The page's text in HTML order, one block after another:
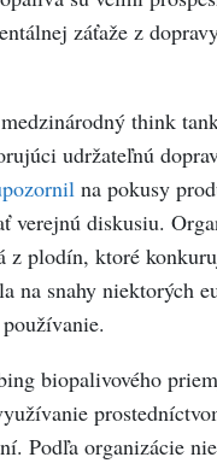
záťaže z
think
udržateľnú
na pokusy
verejnú diskusiu.
plodín, ktoré
na snahy niektorých
biopalivového
Podľa organizácie